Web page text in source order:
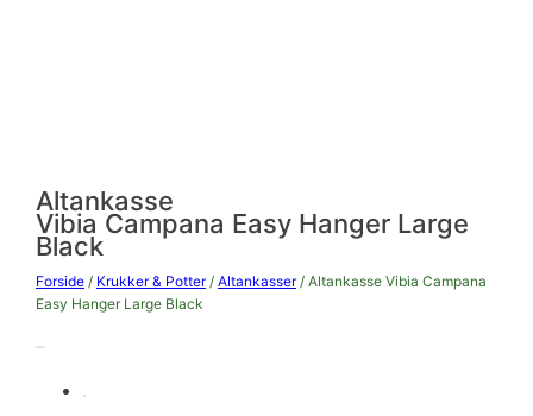
Forside / Krukker & Potter/ Altankasser/ Altankasse Vibia Campana
Easy Hanger Large Black
Altankasse
Vibia Campana Easy Hanger Large
Black